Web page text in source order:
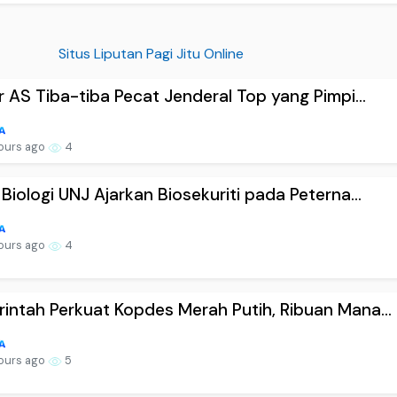
Situs Liputan Pagi Jitu Online
AS Tiba-tiba Pecat Jenderal Top yang Pimpi...
ago 4
UNJ Ajarkan Biosekuriti pada Peterna...
ago 4
Perkuat Kopdes Merah Putih, Ribuan Mana...
ago 5